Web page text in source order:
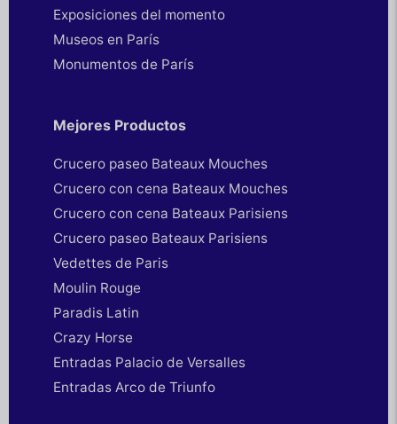
Exposiciones del momento
Museos en París
Monumentos de París
Mejores Productos
Crucero paseo Bateaux Mouches
Crucero con cena Bateaux Mouches
Crucero con cena Bateaux Parisiens
Crucero paseo Bateaux Parisiens
Vedettes de Paris
Moulin Rouge
Paradis Latin
Crazy Horse
Entradas Palacio de Versalles
Entradas Arco de Triunfo